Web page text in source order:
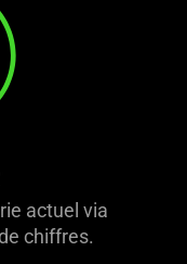
actuel via
chiffres.